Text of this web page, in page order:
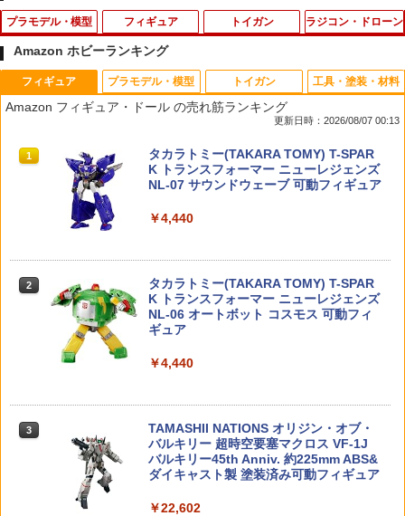
プラモデル・模型
1
D-スタイル 『アーマード・コア』 ロー
ゼンタール タイプーオーギル ノブリ
ス・オブリージュ 【KP209X】 (プラモ
￥1,782
￥1,856
［LD009］ リトルアーモリーLD09M2
￥3,070
HG 1/144 『機動戦士ガンダム 閃光のハ
モデル)【クレジットカード決済限定】
フィギュア
1
蓄光プロペラ！レッツゴーあひるちゃん{
玩具 おもちゃ }{ ギフト 誕生日 }{ 子ども
会 施設 }[ 子供会 保育園 幼稚園 景品 イ
指定不可】【不良対応不可】
￥188
ミックス エンスカイ Disney ディズニー
￥660
￥660
トイガン
1
AIP 120% ノズルリターンスプリング Hi-
CAPA/MEU/1911◆東京マルイ GBB ハ
イキャパ/MEU/1911シリーズ対応 ピスト
￥600
ツ 電動ガン パーツ アーチウィック ライ
フル サブマシンガン サバゲー サバイバ
ルゲーム 海外製
ゲーター クリップ 蓄光】実用 ミリタリ
ー サバイバルゲーム サバゲ ワニ口 66ナ
イロン 手袋 メカニクス バイク サバゲ 装
備 登山
￥990
ラジコン・ドローン
1
【ネコポス対応】OPTION No.1(オプシ
ョンNo.1)/NO-144/コネクタピン・リム
ーバー（タミヤ/ラージ）
￥525
ハイテックマルチプレックスジャパン A
￥5,880
ロント アッパーIアーム(レッド)
￥5,940
Holy Stone ドローン 100g未満 申請不
ドローン バッテリー3個 子供用 手投げテ
Amazon ホビーランキング
フィギュア
Amazon フィギュア・ドール の売れ筋ランキング
更新日時：2026/08/07 00:13
1
タカラトミー(TAKARA TOMY) T-SPAR
K トランスフォーマー ニューレジェンズ
NL-07 サウンドウェーブ 可動フィギュア
￥4,440
2
タカラトミー(TAKARA TOMY) T-SPAR
K トランスフォーマー ニューレジェンズ
NL-06 オートボット コスモス 可動フィ
ギュア
￥4,440
3
TAMASHII NATIONS オリジン・オブ・
バルキリー 超時空要塞マクロス VF-1J
バルキリー45th Anniv. 約225mm ABS&
ダイキャスト製 塗装済み可動フィギュア
￥22,602
プラモデル・模型 トイガン 工具・塗装・材料